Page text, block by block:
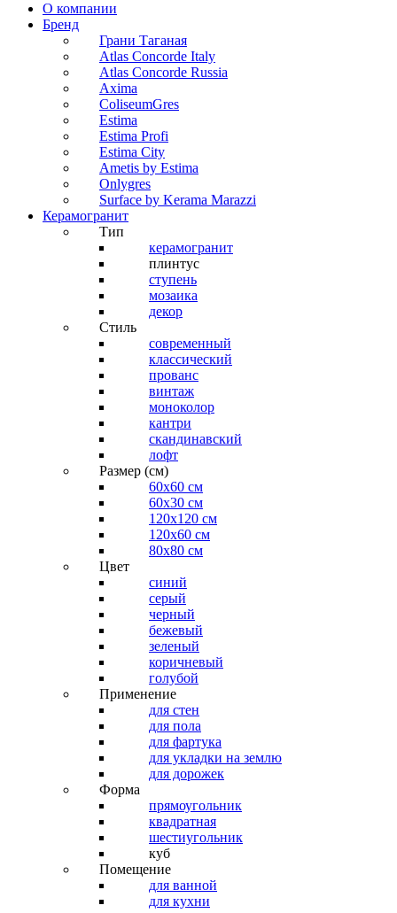
О компании
Бренд
Грани Таганая
Atlas Concorde Italy
Atlas Concorde Russia
Axima
ColiseumGres
Estima
Estima Profi
Estima City
Ametis by Estima
Onlygres
Surface by Kerama Marazzi
Керамогранит
Тип
керамогранит
плинтус
ступень
мозаика
декор
Стиль
современный
классический
прованс
винтаж
моноколор
кантри
скандинавский
лофт
Размер (см)
60х60 см
60x30 см
120x120 см
120x60 см
80x80 см
Цвет
синий
серый
черный
бежевый
зеленый
коричневый
голубой
Применение
для стен
для пола
для фартука
для укладки на землю
для дорожек
Форма
прямоугольник
квадратная
шестиугольник
куб
Помещение
для ванной
для кухни